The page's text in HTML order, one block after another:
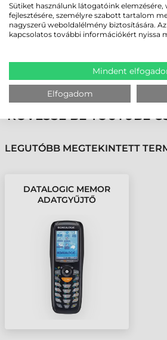
Micorosoft Windows CE 5.0:
Micorosoft Mobile 6.1:tartalmazza az
Note Mobile és Internet Explorer
MEGBÍZHAT BENNÜNK!
VÁSÁRLÓINK
KÖVESSE BE YOUTUBE
LEGUTÓBB MEGTEKINTETT
DATALOGIC MEMOR
ADATGYŰJTŐ
Sütiket használunk látogatóink elemzésére,
fejlesztésére, személyre szabott tartalom
nagyszerű weboldalélmény biztosítására.
kapcsolatos további információkért nyissa
Mindent
Elfogadom